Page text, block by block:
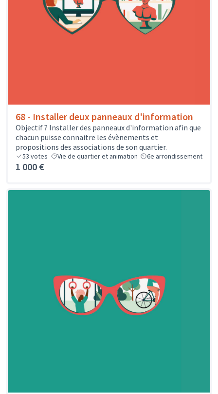
68 - Installer deux panneaux d'information
Objectif ? Installer des panneaux d'information afin que
chacun puisse connaitre les évènements et
propositions des associations de son quartier.
53 votes Vie de quartier et animation 6e arrondissement
1 000 €